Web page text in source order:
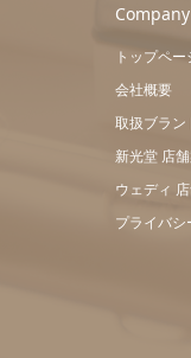
Company
トップペー
会社概要
取扱ブラン
新光堂 店
ウェディ
プライバシ